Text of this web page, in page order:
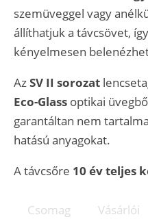
szemüveggel vagy
állíthatjuk a távcsövet,
kényelmesen
AzSV II sorozat
Eco-Glass optikai
garantáltan nem
hatású anyagokat.
A távcsőre 10 év teljes
Csomag
Vásárlói